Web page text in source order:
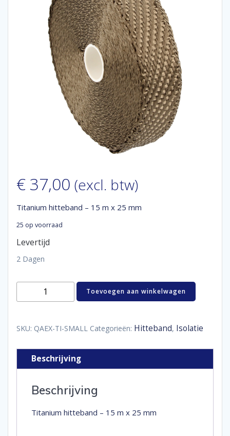
€ 37,00 (excl. btw)
Titanium hitteband – 15 m x 25 mm
25 op voorraad
Levertijd
2 Dagen
Titanium
hitteband
m
25
aantal
Toevoegen aan winkelwagen
SKU: QAEX-TI-SMALL Categorieën: Hitteband, Isolatie
Beschrijving
Beschrijving
Titanium hitteband – 15 m x 25 mm